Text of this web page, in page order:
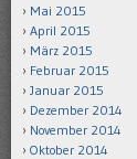
Mai 2015
April 2015
März 2015
Februar 2015
Januar 2015
Dezember 2014
November 2014
Oktober 2014